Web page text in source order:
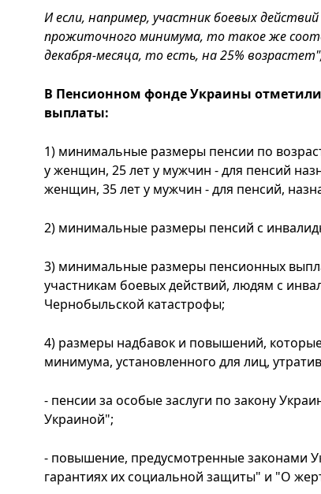
И если, например, участник боевых
прожиточного минимума, то такое же
декабря-месяца, то есть, на 25%
В Пенсионном фонде Украины
выплаты:
1) минимальные размеры пенсии по
у женщин, 25 лет у мужчин - для пенсий
женщин, 35 лет у мужчин - для пенсий,
2) минимальные размеры пенсий с
3) минимальные размеры пенсионных
участникам боевых действий, людям с
Чернобыльской катастрофы;
4) размеры надбавок и повышений,
минимума, установленного для лиц,
- пенсии за особые заслуги по закону
Украиной";
- повышение, предусмотренные законами
гарантиях их социальной защиты" и "О